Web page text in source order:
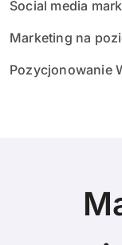
Social media
Marketing na
Pozycjonowanie